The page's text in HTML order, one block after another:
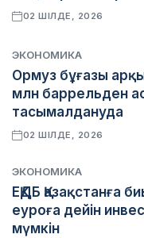
02 ШІЛДЕ, 2026
ЭКОНОМИКА
Ормуз бұғазы
млн баррельден
тасымалдануда
02 ШІЛДЕ, 2026
ЭКОНОМИКА
ЕҚДБ Қазақстанға
еуроға дейін
мүмкін